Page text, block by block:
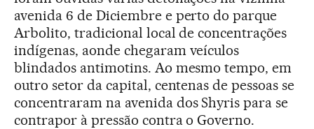
avenida 6 de Diciembre e perto do parque
Arbolito, tradicional local de concentrações
indígenas, aonde chegaram veículos
blindados antimotins. Ao mesmo tempo, em
outro setor da capital, centenas de pessoas se
concentraram na avenida dos Shyris para se
contrapor à pressão contra o Governo.